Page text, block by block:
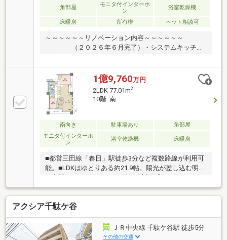
角部屋
モニタ付インターホ
ン
浴室乾燥機
床暖房 所有権 ペット相談可
～～～～～～リノベーション内容～～～～～～
（２０２６年６月完了）・システムキッチン
交換・ユニットバス交換・洗面化粧台交換 ・トイレ交
換・建具交換・洗濯機用防水パン交換 ・・・等～～
～～～～～～～～～～～～～～～～～～～
1億9,760万円
2LDK 77.01m2
10階 南
南向き 駐車場あり
角部屋
モニタ付インターホ
ン
浴室乾燥機 床暖房
■都営三田線「春日」駅徒歩3分など複数路線が利用可
能。■LDKはゆとりある約21.9帖。陽光が差し込む明る
い空間です。■カウンター付きの対面式システムキッ
チン。■充実の設備仕様。 床暖房(LD)、ディスポー
ザー、浄水器一体型水栓、浴室乾燥機、追い焚き機能
など■ウォークインクローゼット2か所有り。■全居室
がバルコニーに面しているため開放的です。■ペット
飼育可(細則有り)。■プライバシー性が高くホテルライ
クな内廊下設計。■防犯面に配慮されたダブルオート
アクシア千駄ケ谷
ＪＲ中央線 千駄ケ谷駅 徒歩5分
その他の交通